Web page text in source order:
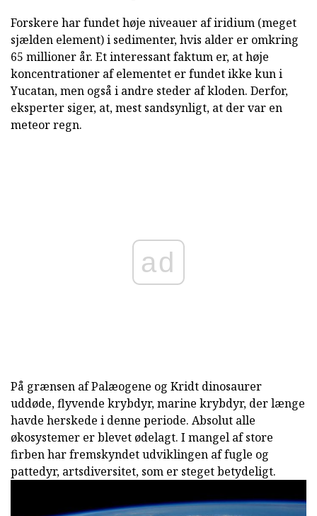
Forskere har fundet høje niveauer af iridium (meget
sjælden element) i sedimenter, hvis alder er omkring
65 millioner år. Et interessant faktum er, at høje
koncentrationer af elementet er fundet ikke kun i
Yucatan, men også i andre steder af kloden. Derfor,
eksperter siger, at, mest sandsynligt, at der var en
meteor regn.
ad
På grænsen af Palæogene og Kridt dinosaurer
uddøde, flyvende krybdyr, marine krybdyr, der længe
havde herskede i denne periode. Absolut alle
økosystemer er blevet ødelagt. I mangel af store
firben har fremskyndet udviklingen af fugle og
pattedyr, artsdiversitet, som er steget betydeligt.